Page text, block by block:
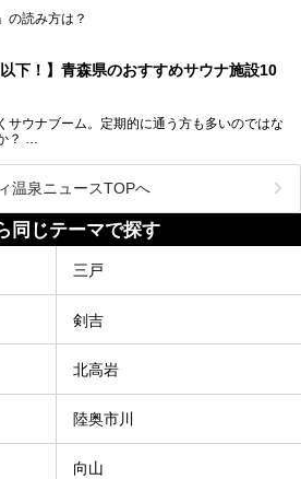
の読み方は？
以下！】青森県のおすすめサウナ施設10
サウナブーム。定期的に通う方も多いのではな
？
抜群！1,000円以下でサウナを楽しめる施設を
の施設でサウナを楽しみませんか？
にある1,000円以下のおすすめサウナ施設を紹
温泉ニュースTOPへ
同じテーマで探す
三戸
剣吉
北高岩
陸奥市川
向山